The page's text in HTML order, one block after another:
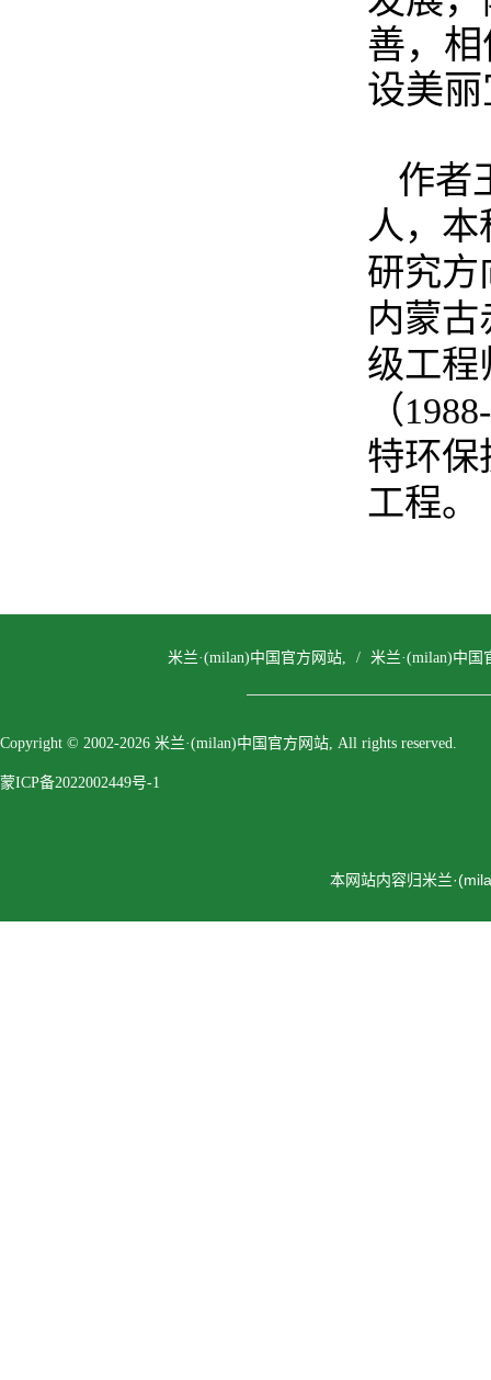
善，
设美
作者
人，
研究方
内蒙
级工程
（
特环保
工程。
米兰·(milan)中国官方网站, / 米兰·(milan)中国
Copyright © 2002-2026 米兰·(milan)中国官方网站, All rights reserved.
蒙ICP备2022002449号-1
本网站内容归米兰